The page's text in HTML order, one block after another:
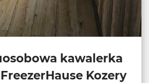
kawalerka
Kozery